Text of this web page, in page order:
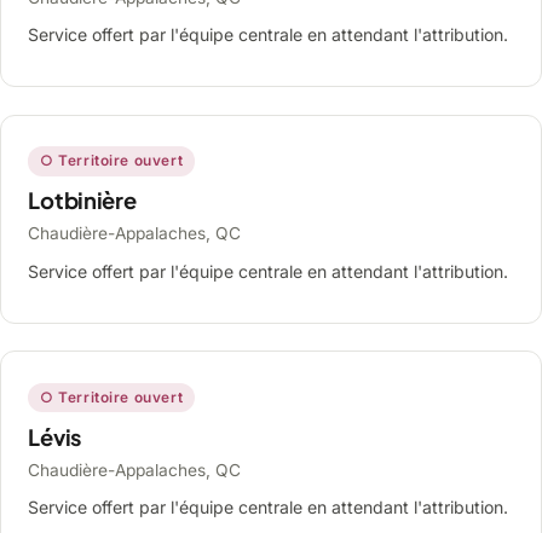
Service offert par l'équipe centrale en attendant l'attribution.
○ Territoire ouvert
Lotbinière
Chaudière-Appalaches, QC
Service offert par l'équipe centrale en attendant l'attribution.
○ Territoire ouvert
Lévis
Chaudière-Appalaches, QC
Service offert par l'équipe centrale en attendant l'attribution.